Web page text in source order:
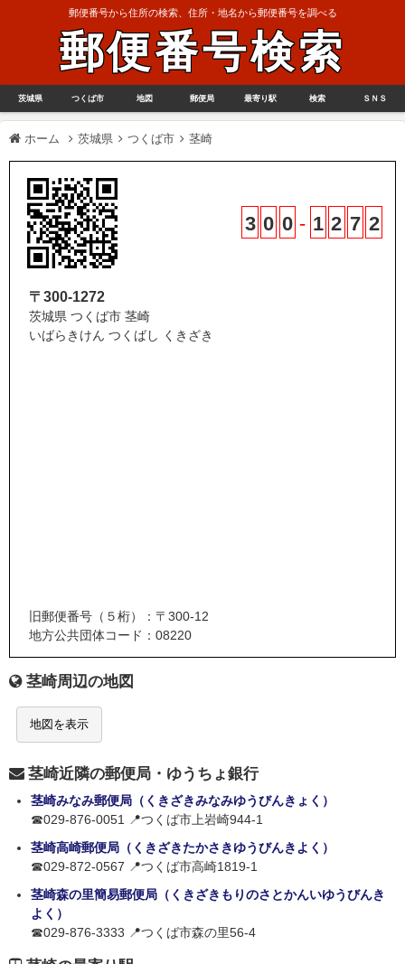
郵便番号から住所の検索、住所・地名から郵便番号を調べる
郵便番号検索
茨城県 つくば市 地図 郵便局 最寄り駅 検索 ＳＮＳ
ホーム 茨城県 つくば市 茎崎
3 0 0 - 1 2 7 2
〒300-1272
茨城県 つくば市 茎崎
いばらきけん つくばし くきざき
旧郵便番号（５桁）：〒300-12
地方公共団体コード：08220
茎崎周辺の地図
地図を表示
茎崎近隣の郵便局・ゆうちょ銀行
茎崎みなみ郵便局（くきざきみなみゆうびんきょく）
☎029-876-0051 📍つくば市上岩崎944-1
茎崎高崎郵便局（くきざきたかさきゆうびんきよく）
☎029-872-0567 📍つくば市高崎1819-1
茎崎森の里簡易郵便局（くきざきもりのさとかんいゆうびんき
よく）
☎029-876-3333 📍つくば市森の里56-4